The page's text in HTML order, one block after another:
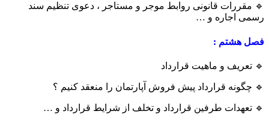
🔹 مقررات قانونی روابط موجر و مستاجر ، دعوی تنظیم سند
رسمی اجاره و …
فصل هشتم :
🔹 تعریف و ماهیت قرارداد
🔹 چگونه قرارداد پیش فروش آپارتمان را منعقد کنیم ؟
🔹 تعهدات طرفین قرارداد و تخلف از شرایط قرارداد و …